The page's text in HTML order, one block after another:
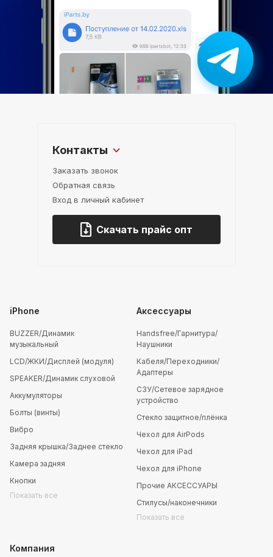
iPhone
BUZZER/Динамик
музыкальный
LCD/ЖКИ/Дисплей (модуля)
SPEAKER/Динамик слуховой
Аккумуляторы
Болты (винты)
Вибро
Задняя крышка/Заднее стекло
Камера задняя
Кнопки
Показать все
Аксессуары
Handsfree/Гарнитура/
Наушники
Кабеля/Переходники/
Адаптеры
СЗУ/Сетевое зарядное
устройство
Стекло защитное/плёнка
Чехол для AirPods
Чехол для iPad
Чехол для iPhone
Прочие АКСЕССУАРЫ
Стилусы/наконечники
Показать все
Компания
Контакты
Заказать звонок
Обратная связь
Вход в личный кабинет
Скачать прайс опт